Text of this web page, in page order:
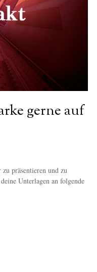
gerne auf
präsentieren und zu
Unterlagen an folgende